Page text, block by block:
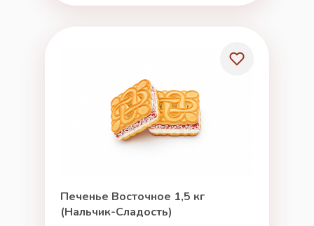
Печенье Восточное 1,5 кг
(Нальчик-Сладость)